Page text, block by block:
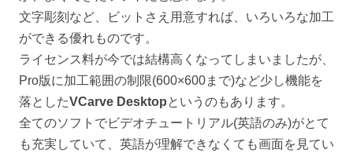
文字彫刻など、ビットさえ用意すれば、いろいろな加工
ができる優れものです。
ライセンス料が今では結構高くなってしまいましたが、
Pro版に加工範囲の制限(600×600まで)など少し機能を
落としたVCarve Desktopというのもあります。
全てのソフトでビデオチュートリアル(英語のみ)がとて
も充実していて、英語が理解できなくても画面を見てい